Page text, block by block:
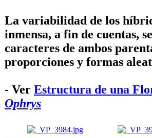
La variabilidad de los
inmensa, a fin de cuentas,
caracteres de ambos
proporciones y formas
- Ver Estructura de una
Ophrys